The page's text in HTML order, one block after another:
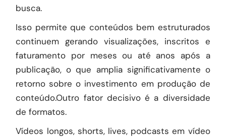
busca.
Isso permite que conteúdos bem estruturados
continuem gerando visualizações, inscritos e
faturamento por meses ou até anos após a
publicação, o que amplia significativamente o
retorno sobre o investimento em produção de
conteúdo.Outro fator decisivo é a diversidade
de formatos.
Vídeos longos, shorts, lives, podcasts em vídeo